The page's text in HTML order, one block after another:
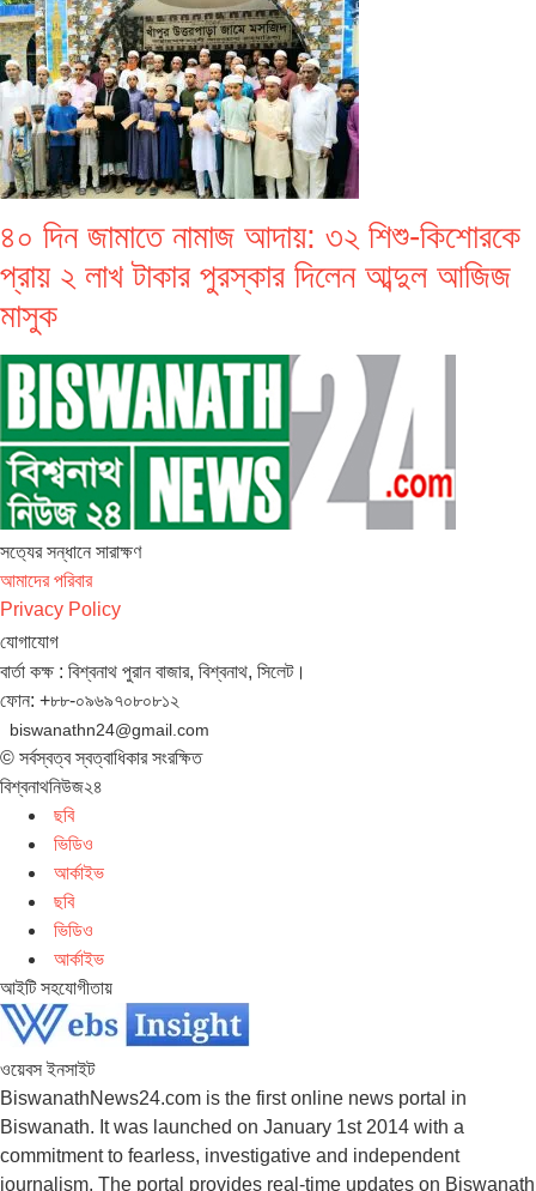
৪০ দিন জামাতে নামাজ আদায়: ৩২ শিশু-কিশোরকে
প্রায় ২ লাখ টাকার পুরস্কার দিলেন আব্দুল আজিজ
মাসুক
সত‌্যের সন্ধানে সারাক্ষণ
আমাদের পরিবার
Privacy Policy
যোগাযোগ
বার্তা কক্ষ : বিশ্বনাথ পুরান বাজার, বিশ্বনাথ, সিলেট।
ফোন: +৮৮-০৯৬৯৭০৮০৮১২
biswanathn24@gmail.com
© সর্বস্বত্ব স্বত্বাধিকার সংরক্ষিত
বিশ্বনাথনিউজ২৪
ছবি
ভিডিও
আর্কাইভ
ছবি
ভিডিও
আর্কাইভ
আইটি সহযোগীতায়
ওয়েবস ইনসাইট
BiswanathNews24.com is the first online news portal in
Biswanath. It was launched on January 1st 2014 with a
commitment to fearless, investigative and independent
journalism. The portal provides real-time updates on Biswanath